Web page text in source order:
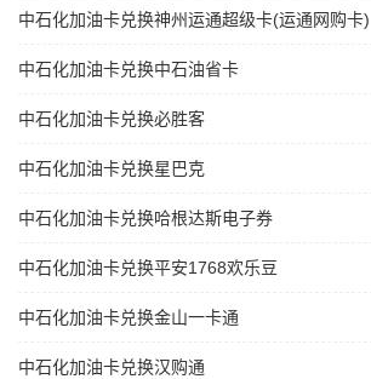
中石化加油卡兑换神州运通超级卡(运通网购卡)
中石化加油卡兑换中石油省卡
中石化加油卡兑换必胜客
中石化加油卡兑换星巴克
中石化加油卡兑换哈根达斯电子券
中石化加油卡兑换平安1768欢乐豆
中石化加油卡兑换金山一卡通
中石化加油卡兑换汉购通